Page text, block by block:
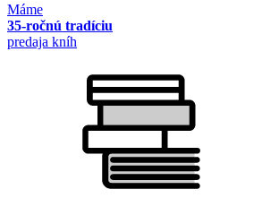
Máme
35-ročnú tradíciu
predaja kníh